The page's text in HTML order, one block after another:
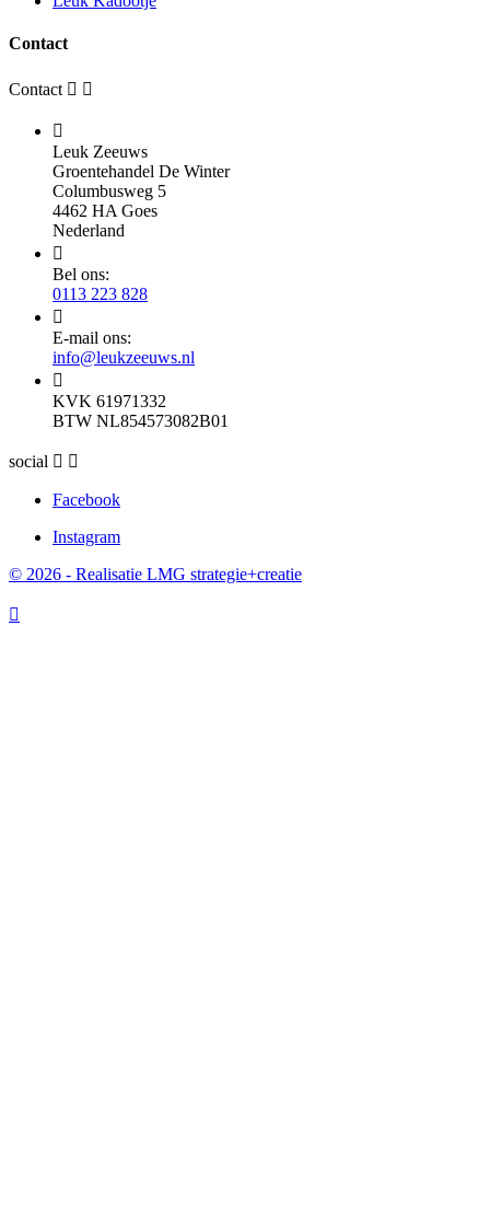
Contact
Contact  

Leuk Zeeuws
Groentehandel De Winter
Columbusweg 5
4462 HA Goes
Nederland

Bel ons:
0113 223 828

E-mail ons:
info@leukzeeuws.nl

KVK 61971332
BTW NL854573082B01
social  
Facebook
Instagram
© 2026 - Realisatie LMG strategie+creatie
